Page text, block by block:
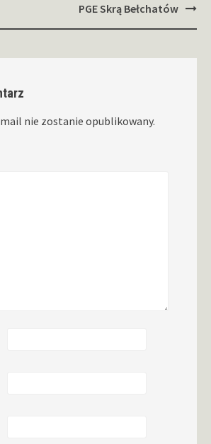
PGE Skrą Bełchatów
nie zostanie opublikowany.